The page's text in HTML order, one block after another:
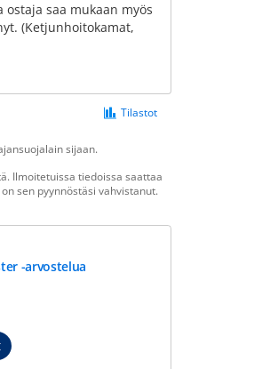
ostaja saa mukaan myös
(Ketjunhoitokamat,
Tilastot
sijaan.
Ilmoitetuissa tiedoissa saattaa
sen pyynnöstäsi vahvistanut.
-arvostelua